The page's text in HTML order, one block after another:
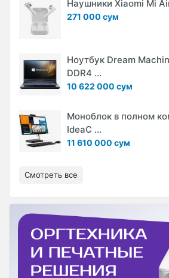
Наушники Xiaomi Mi
271 000 сум
Ноутбук Dream
DDR4 ...
10 622 000 сум
Моноблок в полном
IdeaC ...
11 610 000 сум
Смотреть все